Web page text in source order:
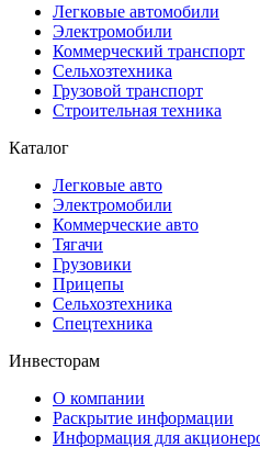
Легковые автомобили
Электромобили
Коммерческий транспорт
Сельхозтехника
Грузовой транспорт
Строительная техника
Каталог
Легковые авто
Электромобили
Коммерческие авто
Тягачи
Грузовики
Прицепы
Сельхозтехника
Спецтехника
Инвесторам
О компании
Раскрытие информации
Информация для